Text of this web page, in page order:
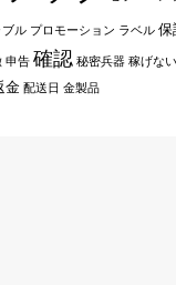
ブル プロモーション ラベル 保
申告 確認 秘密兵器 稼げない
金 配送日 金製品